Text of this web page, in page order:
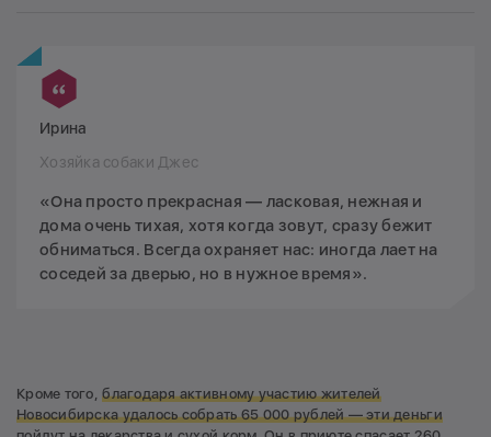
Ирина
Хозяйка собаки Джес
«Она просто прекрасная — ласковая, нежная и
дома очень тихая, хотя когда зовут, сразу бежит
обниматься. Всегда охраняет нас: иногда лает на
соседей за дверью, но в нужное время».
Кроме того,благодаря активному участию жителей
Новосибирска удалось собрать 65 000 рублей — эти деньги